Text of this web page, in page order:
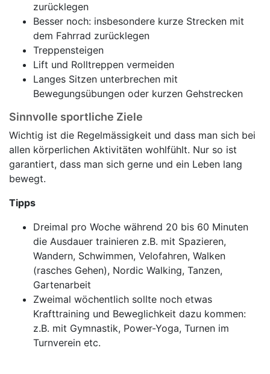
zurücklegen
Besser noch: insbesondere kurze Strecken mit
dem Fahrrad zurücklegen
Treppensteigen
Lift und Rolltreppen vermeiden
Langes Sitzen unterbrechen mit
Bewegungsübungen oder kurzen Gehstrecken
Sinnvolle sportliche Ziele
Wichtig ist die Regelmässigkeit und dass man sich bei
allen körperlichen Aktivitäten wohlfühlt. Nur so ist
garantiert, dass man sich gerne und ein Leben lang
bewegt.
Tipps
Dreimal pro Woche während 20 bis 60 Minuten
die Ausdauer trainieren z.B. mit Spazieren,
Wandern, Schwimmen, Velofahren, Walken
(rasches Gehen), Nordic Walking, Tanzen,
Gartenarbeit
Zweimal wöchentlich sollte noch etwas
Krafttraining und Beweglichkeit dazu kommen:
z.B. mit Gymnastik, Power-Yoga, Turnen im
Turnverein etc.